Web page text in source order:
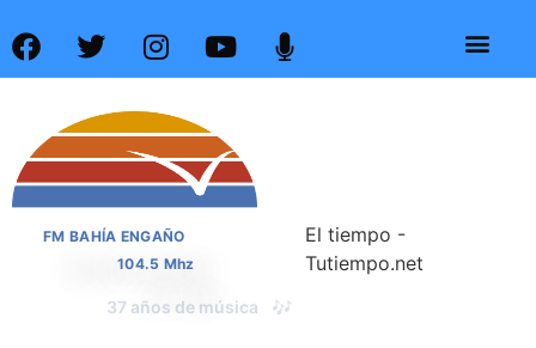
FM BAHÍA ENGAÑO
104.5 Mhz
37 años de noticias 📰
El tiempo -
Tutiempo.net